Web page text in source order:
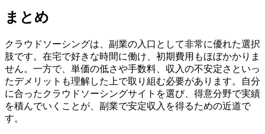
まとめ
クラウドソーシングは、副業の入口として非常に優れた選択
肢です。在宅で好きな時間に働け、初期費用もほぼかかりま
せん。一方で、単価の低さや手数料、収入の不安定さといっ
たデメリットも理解した上で取り組む必要があります。自分
に合ったクラウドソーシングサイトを選び、得意分野で実績
を積んでいくことが、副業で安定収入を得るための近道で
す。